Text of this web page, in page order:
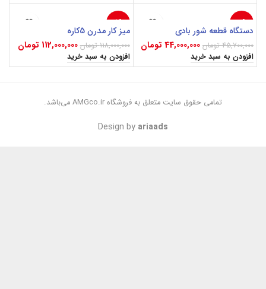
-4%
دستگاه قطعه شور بادی
45,700,000 تومان 44,000,000 تومان
افزودن به سبد خرید
-5%
میز کار مدرن 5کاره
118,000,000 تومان 112,000,000 تومان
افزودن به سبد خرید
تمامی حقوق سایت متعلق به فروشگاه AMGco.ir می‌باشد.
Design by ariaads